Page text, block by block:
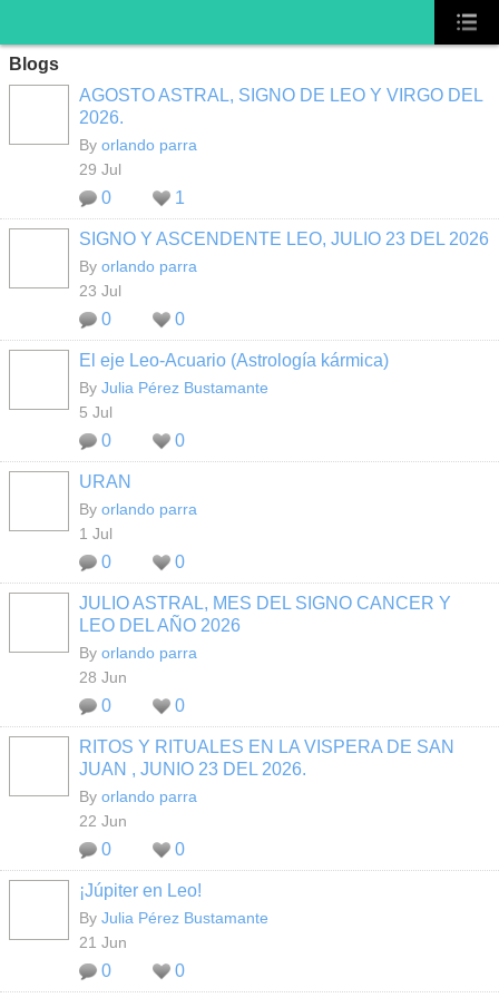
Blogs
AGOSTO ASTRAL, SIGNO DE LEO Y VIRGO DEL
2026.
By orlando parra
29 Jul
0 1
SIGNO Y ASCENDENTE LEO, JULIO 23 DEL 2026
By orlando parra
23 Jul
0 0
El eje Leo-Acuario (Astrología kármica)
By Julia Pérez Bustamante
5 Jul
0 0
URAN
By orlando parra
1 Jul
0 0
JULIO ASTRAL, MES DEL SIGNO CANCER Y
LEO DEL AÑO 2026
By orlando parra
28 Jun
0 0
RITOS Y RITUALES EN LA VISPERA DE SAN
JUAN , JUNIO 23 DEL 2026.
By orlando parra
22 Jun
0 0
¡Júpiter en Leo!
By Julia Pérez Bustamante
21 Jun
0 0